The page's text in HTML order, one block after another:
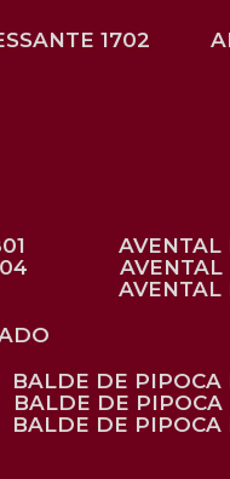
1702
BALDE DE
BALDE DE
BALDE DE